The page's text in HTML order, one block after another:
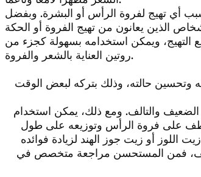
أي تهيج لفروة الرأس أو البشرة. وبفضل
التهيج، ويمكن استخدامه بسهولة كجزء من
روتين العناية بالشعر والفروة.
وتحسين حالته، وذلك بتركه لبعض الوقت
والتالف. ومع ذلك، يمكن استخدام
على فروة الرأس وتوزيعه على طول
أو زيت جوز الهند لزيادة فوائده
فمن المستحسن مراجعة متخصص في